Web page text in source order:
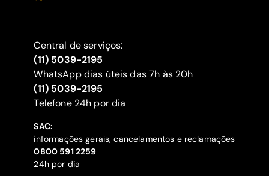
Central de serviços:
(11) 5039-2195
WhatsApp dias úteis das 7h às 20h
(11) 5039-2195
‍Telefone 24h por dia
SAC:
informações gerais, cancelamentos e reclamações
‍0800 591 2259
24h por dia